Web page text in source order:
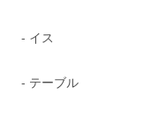
- イス
- テーブル